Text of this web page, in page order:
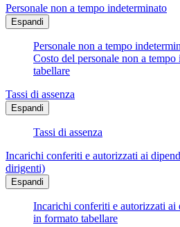
Personale non a tempo indeterminato
Espandi
Personale non a tempo
Costo del personale non a
tabellare
Tassi di assenza
Espandi
Tassi di assenza
Incarichi conferiti e autorizzati ai
dirigenti)
Espandi
Incarichi conferiti e autorizzati
in formato tabellare